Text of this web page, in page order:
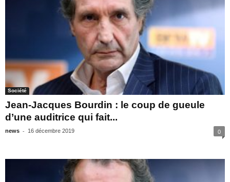
Société
Jean-Jacques Bourdin : le coup de gueule
d’une auditrice qui fait...
news - 16 décembre 2019 0